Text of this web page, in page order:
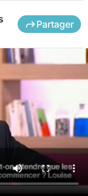
Partager